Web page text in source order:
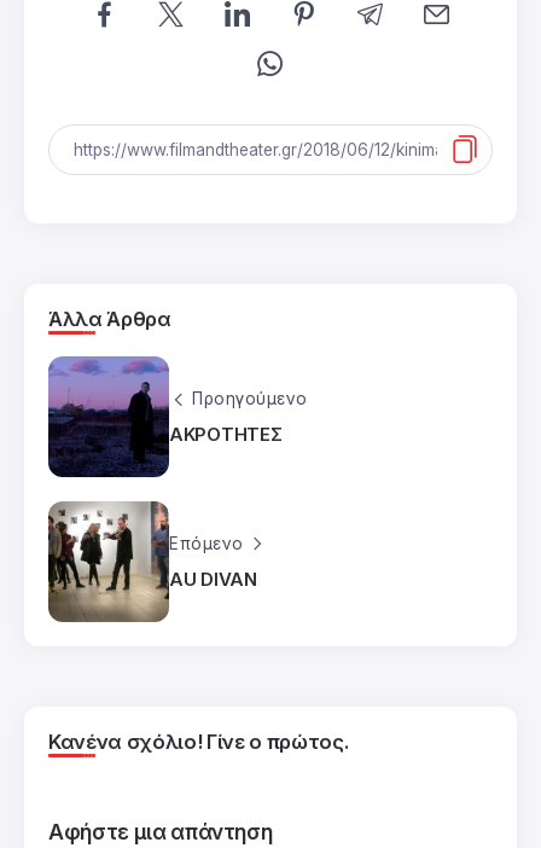
Άλλα Άρθρα
Προηγούμενο
ΑΚΡΟΤΗΤΕΣ
Επόμενο
AU DIVAN
Κανένα σχόλιο! Γίνε ο πρώτος.
Αφήστε μια απάντηση